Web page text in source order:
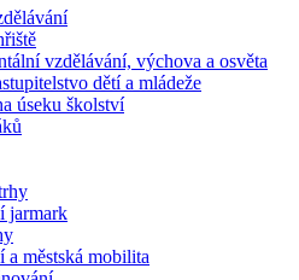
vzdělávání, výchova a osvěta
dětí a mládeže
úseku školství
jarmark
a městská mobilita